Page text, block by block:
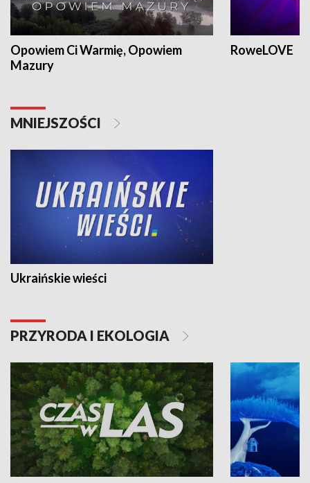
Opowiem Ci Warmię, Opowiem
Mazury
RoweLOVE
MNIEJSZOŚCI
Ukraińskie wieści
PRZYRODA I EKOLOGIA